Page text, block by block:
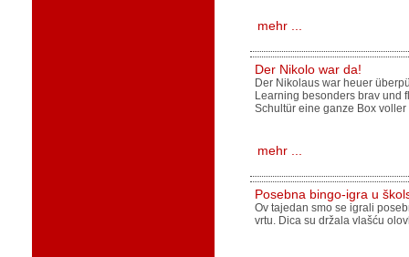
mehr ...
Der Nikolo war da!
Der Nikolaus war heuer
Learning besonders brav und
Schultür eine ganze Box voller
mehr ...
Posebna bingo-igra u
Ov tajedan smo se igrali
vrtu. Dica su držala vlašću